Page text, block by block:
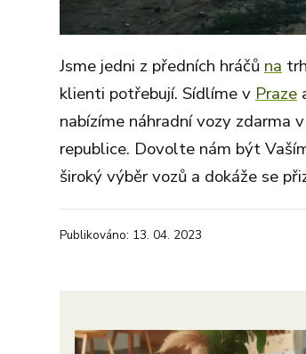
Jsme jedni z předních hráčů na
klienti potřebují. Sídlíme v Praze
nabízíme náhradní vozy zdarma
republice. Dovolte nám být
široký výběr vozů a dokáže se
Publikováno: 13. 04. 2023